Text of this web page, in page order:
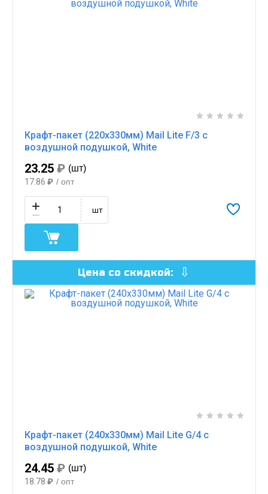
Крафт-пакет (220х330мм) Mail Lite F/3 с
воздушной подушкой, White
23.25 ₽ (шт)
17.86 ₽ / опт
шт
Цена со скидкой:
Крафт-пакет (240х330мм) Mail Lite G/4 с
воздушной подушкой, White
24.45 ₽ (шт)
18.78 ₽ / опт